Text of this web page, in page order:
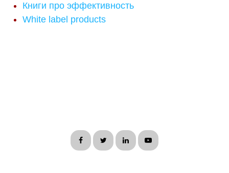
Книги про эффективность
White label products